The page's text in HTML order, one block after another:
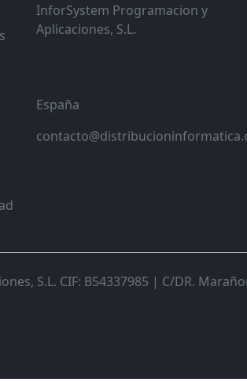
InforSystem Programacion y
Aplicaciones, S.L.
España
S.L. CIF: B54337985 | C/DR.